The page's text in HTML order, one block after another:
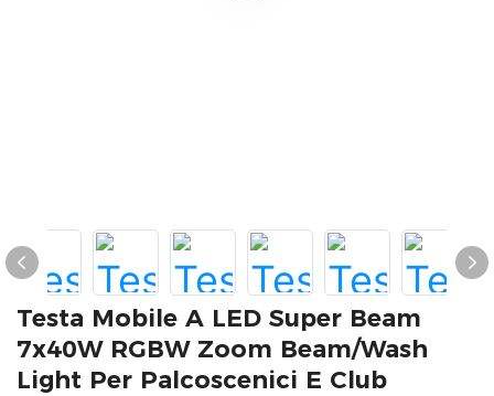
Testa Mobile A LED Super Beam
7x40W RGBW Zoom Beam/Wash
Light Per Palcoscenici E Club